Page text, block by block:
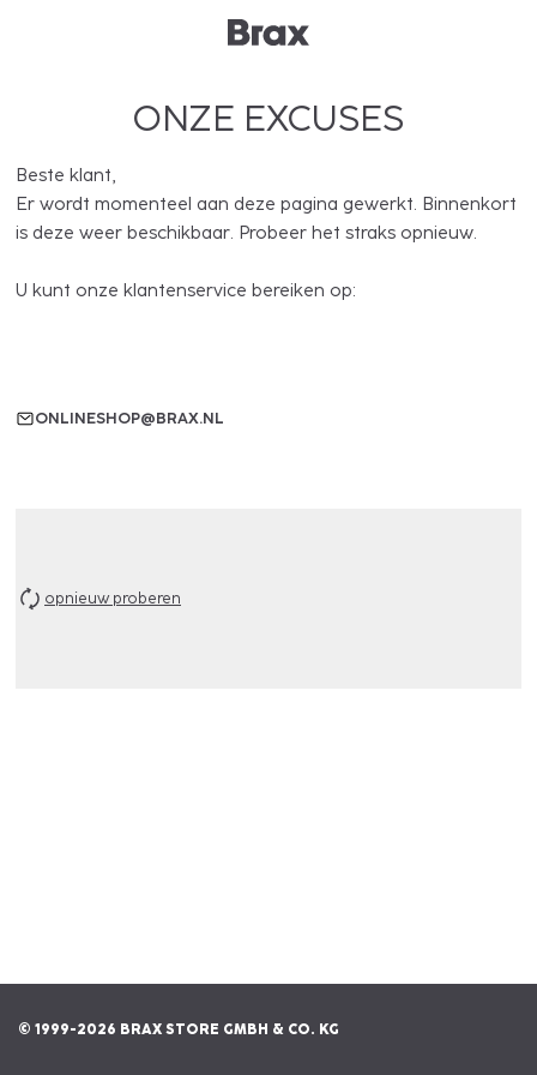
ONZE EXCUSES
Beste klant,
Er wordt momenteel aan deze pagina gewerkt. Binnenkort
is deze weer beschikbaar. Probeer het straks opnieuw.
U kunt onze klantenservice bereiken op:
ONLINESHOP@BRAX.NL
opnieuw proberen
© 1999-2026 BRAX STORE GMBH & CO. KG